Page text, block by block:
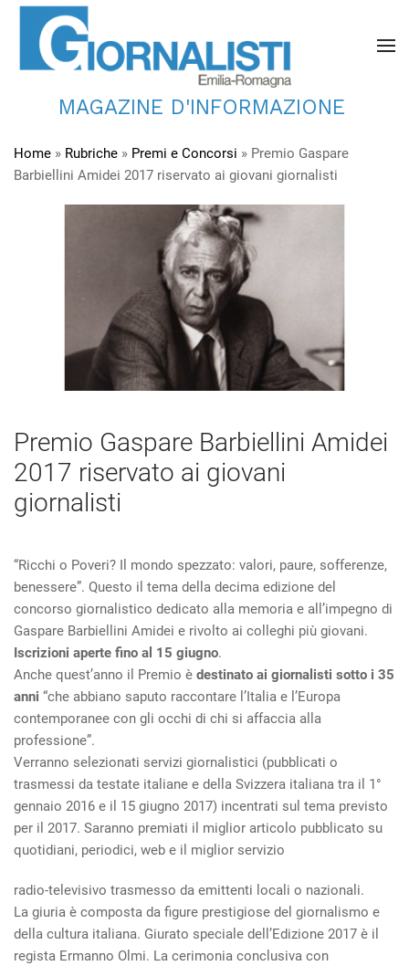
MAGAZINE D'INFORMAZIONE
Home » Rubriche » Premi e Concorsi » Premio Gaspare
Barbiellini Amidei 2017 riservato ai giovani giornalisti
Premio Gaspare Barbiellini Amidei
2017 riservato ai giovani
giornalisti
“Ricchi o Poveri? Il mondo spezzato: valori, paure, sofferenze,
benessere”. Questo il tema della decima edizione del
concorso giornalistico dedicato alla memoria e all’impegno di
Gaspare Barbiellini Amidei e rivolto ai colleghi più giovani.
Iscrizioni aperte fino al 15 giugno.
Anche quest’anno il Premio è destinato ai giornalisti sotto i 35
anni “che abbiano saputo raccontare l’Italia e l’Europa
contemporanee con gli occhi di chi si affaccia alla
professione”.
Verranno selezionati servizi giornalistici (pubblicati o
trasmessi da testate italiane e della Svizzera italiana tra il 1°
gennaio 2016 e il 15 giugno 2017) incentrati sul tema previsto
per il 2017. Saranno premiati il miglior articolo pubblicato su
quotidiani, periodici, web e il miglior servizio
radio-televisivo trasmesso da emittenti locali o nazionali.
La giuria è composta da figure prestigiose del giornalismo e
della cultura italiana. Giurato speciale dell’Edizione 2017 è il
regista Ermanno Olmi. La cerimonia conclusiva con